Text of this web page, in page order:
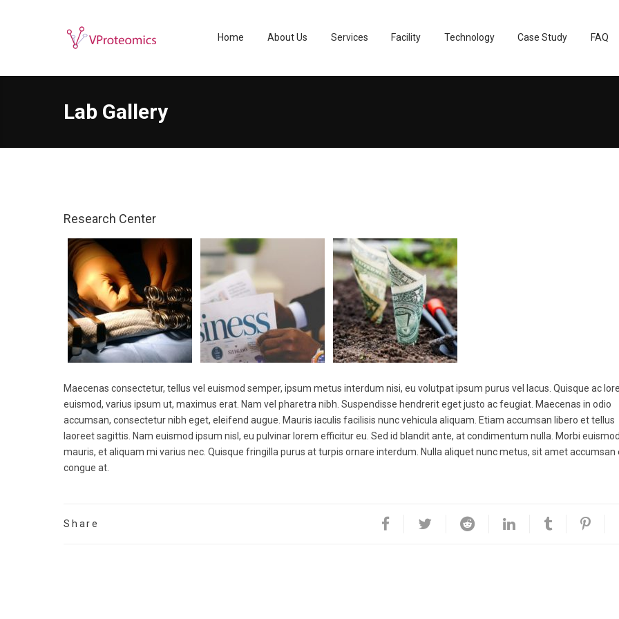
Home About Us Services Facility Technology Case Study FAQ
Lab Gallery
Research Center
Maecenas consectetur, tellus vel euismod semper, ipsum metus interdum nisi, eu volutpat ipsum purus vel lacus. Quisque ac
euismod, varius ipsum ut, maximus erat. Nam vel pharetra nibh. Suspendisse hendrerit eget justo ac feugiat. Maecenas in odio
accumsan, consectetur nibh eget, eleifend augue. Mauris iaculis facilisis nunc vehicula aliquam. Etiam accumsan libero et tellus
laoreet sagittis. Nam euismod ipsum nisl, eu pulvinar lorem efficitur eu. Sed id blandit ante, at condimentum nulla. Morbi
mauris, et aliquam mi varius nec. Quisque fringilla purus at turpis ornare interdum. Nulla aliquet nunc metus, sit amet accumsan
congue at.
Share